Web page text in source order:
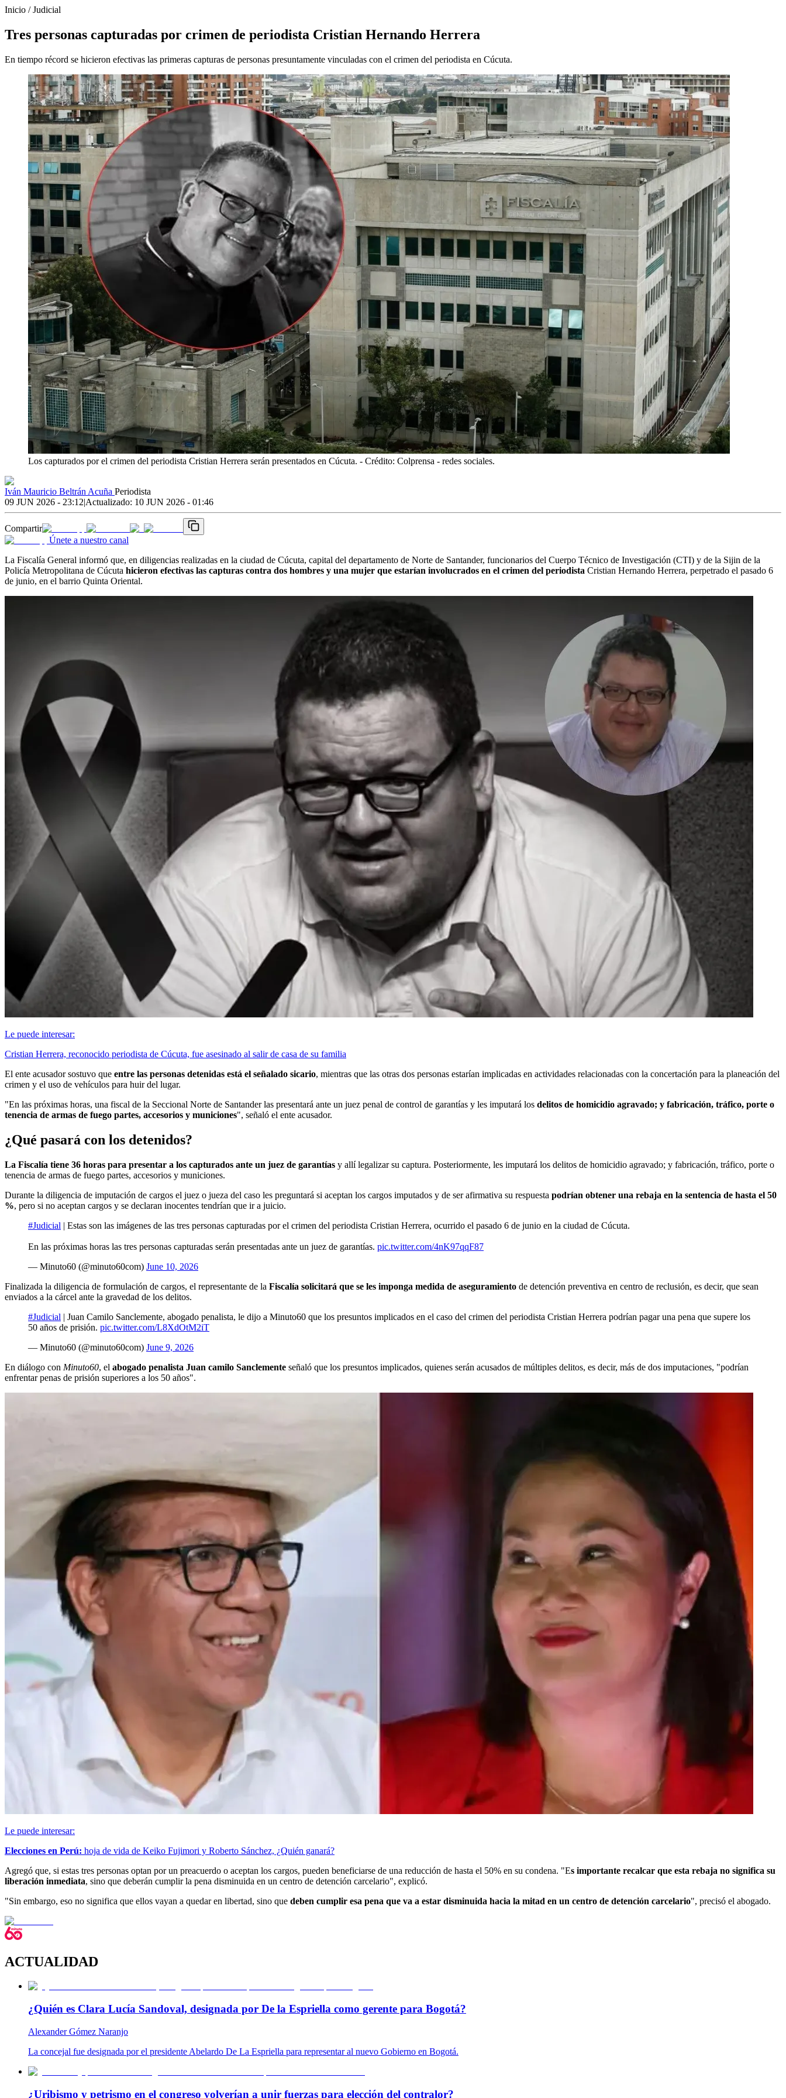
Inicio /Judicial
Tres personas capturadas por crimen de periodista Cristian Hernando Herrera
En tiempo récord se hicieron efectivas las primeras capturas de personas presuntamente vinculadas con el crimen del periodista en Cúcuta.
Los capturados por el crimen del periodista Cristian Herrera serán presentados en Cúcuta. - Crédito: Colprensa - redes sociales.
Iván Mauricio Beltrán Acuña Periodista
09 JUN 2026 - 23:12|Actualizado: 10 JUN 2026 - 01:46
Compartir
Únete a nuestro canal
La Fiscalía General informó que, en diligencias realizadas en la ciudad de Cúcuta, capital del departamento de Norte de Santander, funcionarios del Cuerpo Técnico de Investigación (CTI) y de la Sijin de la
Policía Metropolitana de Cúcuta hicieron efectivas las capturas contra dos hombres y una mujer que estarían involucrados en el crimen del periodista Cristian Hernando Herrera, perpetrado el pasado 6
de junio, en el barrio Quinta Oriental.
Le puede interesar:
Cristian Herrera, reconocido periodista de Cúcuta, fue asesinado al salir de casa de su familia
El ente acusador sostuvo que entre las personas detenidas está el señalado sicario, mientras que las otras dos personas estarían implicadas en actividades relacionadas con la concertación para la planeación del
crimen y el uso de vehículos para huir del lugar.
"En las próximas horas, una fiscal de la Seccional Norte de Santander las presentará ante un juez penal de control de garantías y les imputará los delitos de homicidio agravado; y fabricación, tráfico, porte o
tenencia de armas de fuego partes, accesorios y municiones", señaló el ente acusador.
¿Qué pasará con los detenidos?
La Fiscalía tiene 36 horas para presentar a los capturados ante un juez de garantías y allí legalizar su captura. Posteriormente, les imputará los delitos de homicidio agravado; y fabricación, tráfico, porte o
tenencia de armas de fuego partes, accesorios y municiones.
Durante la diligencia de imputación de cargos el juez o jueza del caso les preguntará si aceptan los cargos imputados y de ser afirmativa su respuesta podrían obtener una rebaja en la sentencia de hasta el 50
%, pero si no aceptan cargos y se declaran inocentes tendrían que ir a juicio.
#Judicial | Estas son las imágenes de las tres personas capturadas por el crimen del periodista Cristian Herrera, ocurrido el pasado 6 de junio en la ciudad de Cúcuta.
En las próximas horas las tres personas capturadas serán presentadas ante un juez de garantías. pic.twitter.com/4nK97qqF87
— Minuto60 (@minuto60com) June 10, 2026
Finalizada la diligencia de formulación de cargos, el representante de la Fiscalía solicitará que se les imponga medida de aseguramiento de detención preventiva en centro de reclusión, es decir, que sean
enviados a la cárcel ante la gravedad de los delitos.
#Judicial | Juan Camilo Sanclemente, abogado penalista, le dijo a Minuto60 que los presuntos implicados en el caso del crimen del periodista Cristian Herrera podrían pagar una pena que supere los
50 años de prisión. pic.twitter.com/L8XdOtM2iT
— Minuto60 (@minuto60com) June 9, 2026
En diálogo con Minuto60, el abogado penalista Juan camilo Sanclemente señaló que los presuntos implicados, quienes serán acusados de múltiples delitos, es decir, más de dos imputaciones, "podrían
enfrentar penas de prisión superiores a los 50 años".
Le puede interesar:
Elecciones en Perú: hoja de vida de Keiko Fujimori y Roberto Sánchez, ¿Quién ganará?
Agregó que, si estas tres personas optan por un preacuerdo o aceptan los cargos, pueden beneficiarse de una reducción de hasta el 50% en su condena. "Es importante recalcar que esta rebaja no significa su
liberación inmediata, sino que deberán cumplir la pena disminuida en un centro de detención carcelario", explicó.
"Sin embargo, eso no significa que ellos vayan a quedar en libertad, sino que deben cumplir esa pena que va a estar disminuida hacia la mitad en un centro de detención carcelario", precisó el abogado.
ACTUALIDAD
¿Quién es Clara Lucía Sandoval, designada por De la Espriella como gerente para Bogotá?
Alexander Gómez Naranjo
La concejal fue designada por el presidente Abelardo De La Espriella para representar al nuevo Gobierno en Bogotá.
¿Uribismo y petrismo en el congreso volverían a unir fuerzas para elección del contralor?